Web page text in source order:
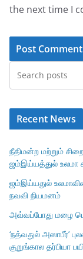
the next time I
Recent News
நீதிமன்ற மற்றும்
ஜம்இய்யத்துல் உலமா
ஜம்இய்யதுல்
நவவி நியமனம்
அவ்வப்போது மழை
‘நத்வதுல் அஸாபீர்’
குறுங்கால தர்பியா